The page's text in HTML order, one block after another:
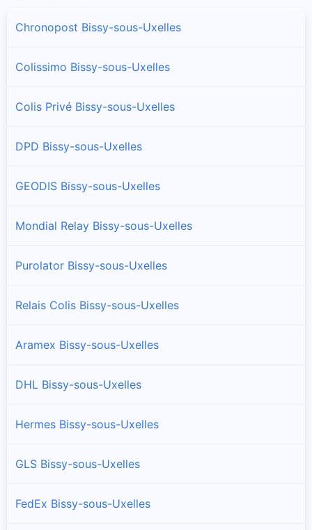
Chronopost Bissy-sous-Uxelles
Colissimo Bissy-sous-Uxelles
Colis Privé Bissy-sous-Uxelles
DPD Bissy-sous-Uxelles
GEODIS Bissy-sous-Uxelles
Mondial Relay Bissy-sous-Uxelles
Purolator Bissy-sous-Uxelles
Relais Colis Bissy-sous-Uxelles
Aramex Bissy-sous-Uxelles
DHL Bissy-sous-Uxelles
Hermes Bissy-sous-Uxelles
GLS Bissy-sous-Uxelles
FedEx Bissy-sous-Uxelles